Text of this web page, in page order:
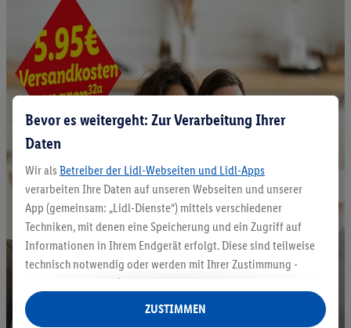
Bevor es weitergeht: Zur Verarbeitung Ihrer
Daten
Wir als Betreiber der Lidl-Webseiten und Lidl-Apps
verarbeiten Ihre Daten auf unseren Webseiten und unserer
App (gemeinsam: „Lidl-Dienste“) mittels verschiedener
Techniken, mit denen eine Speicherung und ein Zugriff auf
Informationen in Ihrem Endgerät erfolgt. Diese sind teilweise
technisch notwendig oder werden mit Ihrer Zustimmung -
auch durch Partner (u.a.
Verantwortliche; im Zusammenhang mit dem IAB TCF
insgesamt
ZUSTIMMEN